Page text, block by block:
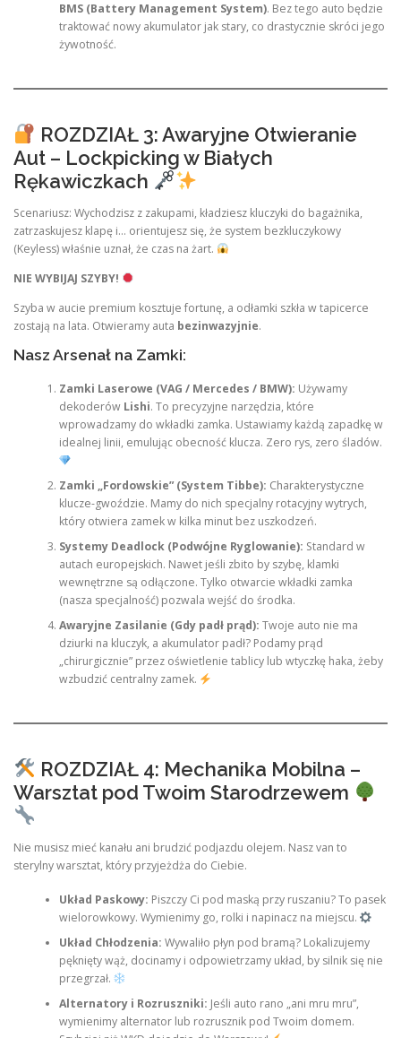
BMS (Battery Management System). Bez tego auto będzie
traktować nowy akumulator jak stary, co drastycznie skróci jego
żywotność.
ROZDZIAŁ 3: Awaryjne Otwieranie
Aut – Lockpicking w Białych
Rękawiczkach
Scenariusz: Wychodzisz z zakupami, kładziesz kluczyki do bagażnika,
zatrzaskujesz klapę i… orientujesz się, że system bezkluczykowy
(Keyless) właśnie uznał, że czas na żart.
NIE WYBIJAJ SZYBY!
Szyba w aucie premium kosztuje fortunę, a odłamki szkła w tapicerce
zostają na lata. Otwieramy auta bezinwazyjnie.
Nasz Arsenał na Zamki:
Zamki Laserowe (VAG / Mercedes / BMW): Używamy
dekoderów Lishi. To precyzyjne narzędzia, które
wprowadzamy do wkładki zamka. Ustawiamy każdą zapadkę w
idealnej linii, emulując obecność klucza. Zero rys, zero śladów.
Zamki „Fordowskie” (System Tibbe): Charakterystyczne
klucze-gwoździe. Mamy do nich specjalny rotacyjny wytrych,
który otwiera zamek w kilka minut bez uszkodzeń.
Systemy Deadlock (Podwójne Ryglowanie): Standard w
autach europejskich. Nawet jeśli zbito by szybę, klamki
wewnętrzne są odłączone. Tylko otwarcie wkładki zamka
(nasza specjalność) pozwala wejść do środka.
Awaryjne Zasilanie (Gdy padł prąd): Twoje auto nie ma
dziurki na kluczyk, a akumulator padł? Podamy prąd
„chirurgicznie” przez oświetlenie tablicy lub wtyczkę haka, żeby
wzbudzić centralny zamek.
ROZDZIAŁ 4: Mechanika Mobilna –
Warsztat pod Twoim Starodrzewem
Nie musisz mieć kanału ani brudzić podjazdu olejem. Nasz van to
sterylny warsztat, który przyjeżdża do Ciebie.
Układ Paskowy: Piszczy Ci pod maską przy ruszaniu? To pasek
wielorowkowy. Wymienimy go, rolki i napinacz na miejscu.
Układ Chłodzenia: Wywaliło płyn pod bramą? Lokalizujemy
pęknięty wąż, docinamy i odpowietrzamy układ, by silnik się nie
przegrzał.
Alternatory i Rozruszniki: Jeśli auto rano „ani mru mru”,
wymienimy alternator lub rozrusznik pod Twoim domem.